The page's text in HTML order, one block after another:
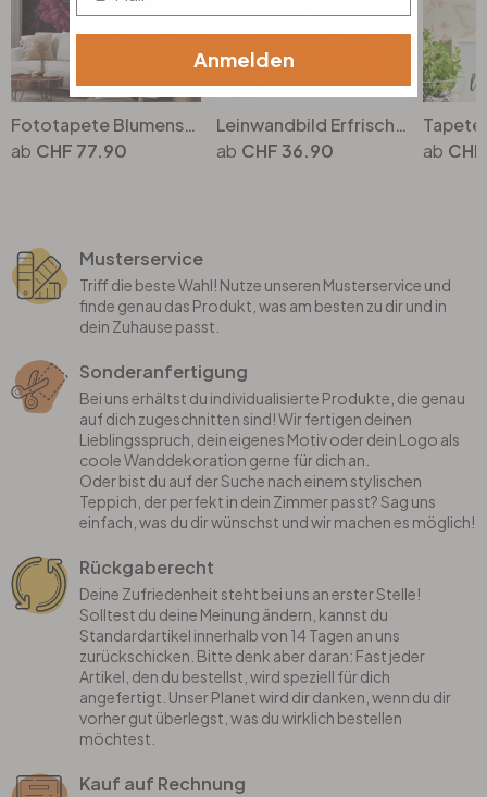
Fototapete Blumenstrauss mit Pfingstrosen - UN Designs
CHF 77.90
Leinwandbild Erfrischendes Obst
CHF 36.90
Musterservice
Triff die beste Wahl! Nutze unseren Musterservice und
finde genau das Produkt, was am besten zu dir und in
dein Zuhause passt.
Sonderanfertigung
Bei uns erhältst du individualisierte Produkte, die genau
auf dich zugeschnitten sind! Wir fertigen deinen
Lieblingsspruch, dein eigenes Motiv oder dein Logo als
coole Wanddekoration gerne für dich an.
Oder bist du auf der Suche nach einem stylischen
Teppich, der perfekt in dein Zimmer passt? Sag uns
einfach, was du dir wünschst und wir machen es möglich!
Rückgaberecht
Deine Zufriedenheit steht bei uns an erster Stelle!
Solltest du deine Meinung ändern, kannst du
Standardartikel innerhalb von 14 Tagen an uns
zurückschicken. Bitte denk aber daran: Fast jeder
Artikel, den du bestellst, wird speziell für dich
angefertigt. Unser Planet wird dir danken, wenn du dir
vorher gut überlegst, was du wirklich bestellen
möchtest.
Kauf auf Rechnung
Anmelden